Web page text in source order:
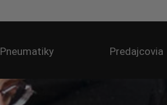
Pneumatiky Predajcovia